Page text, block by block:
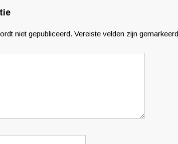
niet gepubliceerd. Vereiste velden zijn